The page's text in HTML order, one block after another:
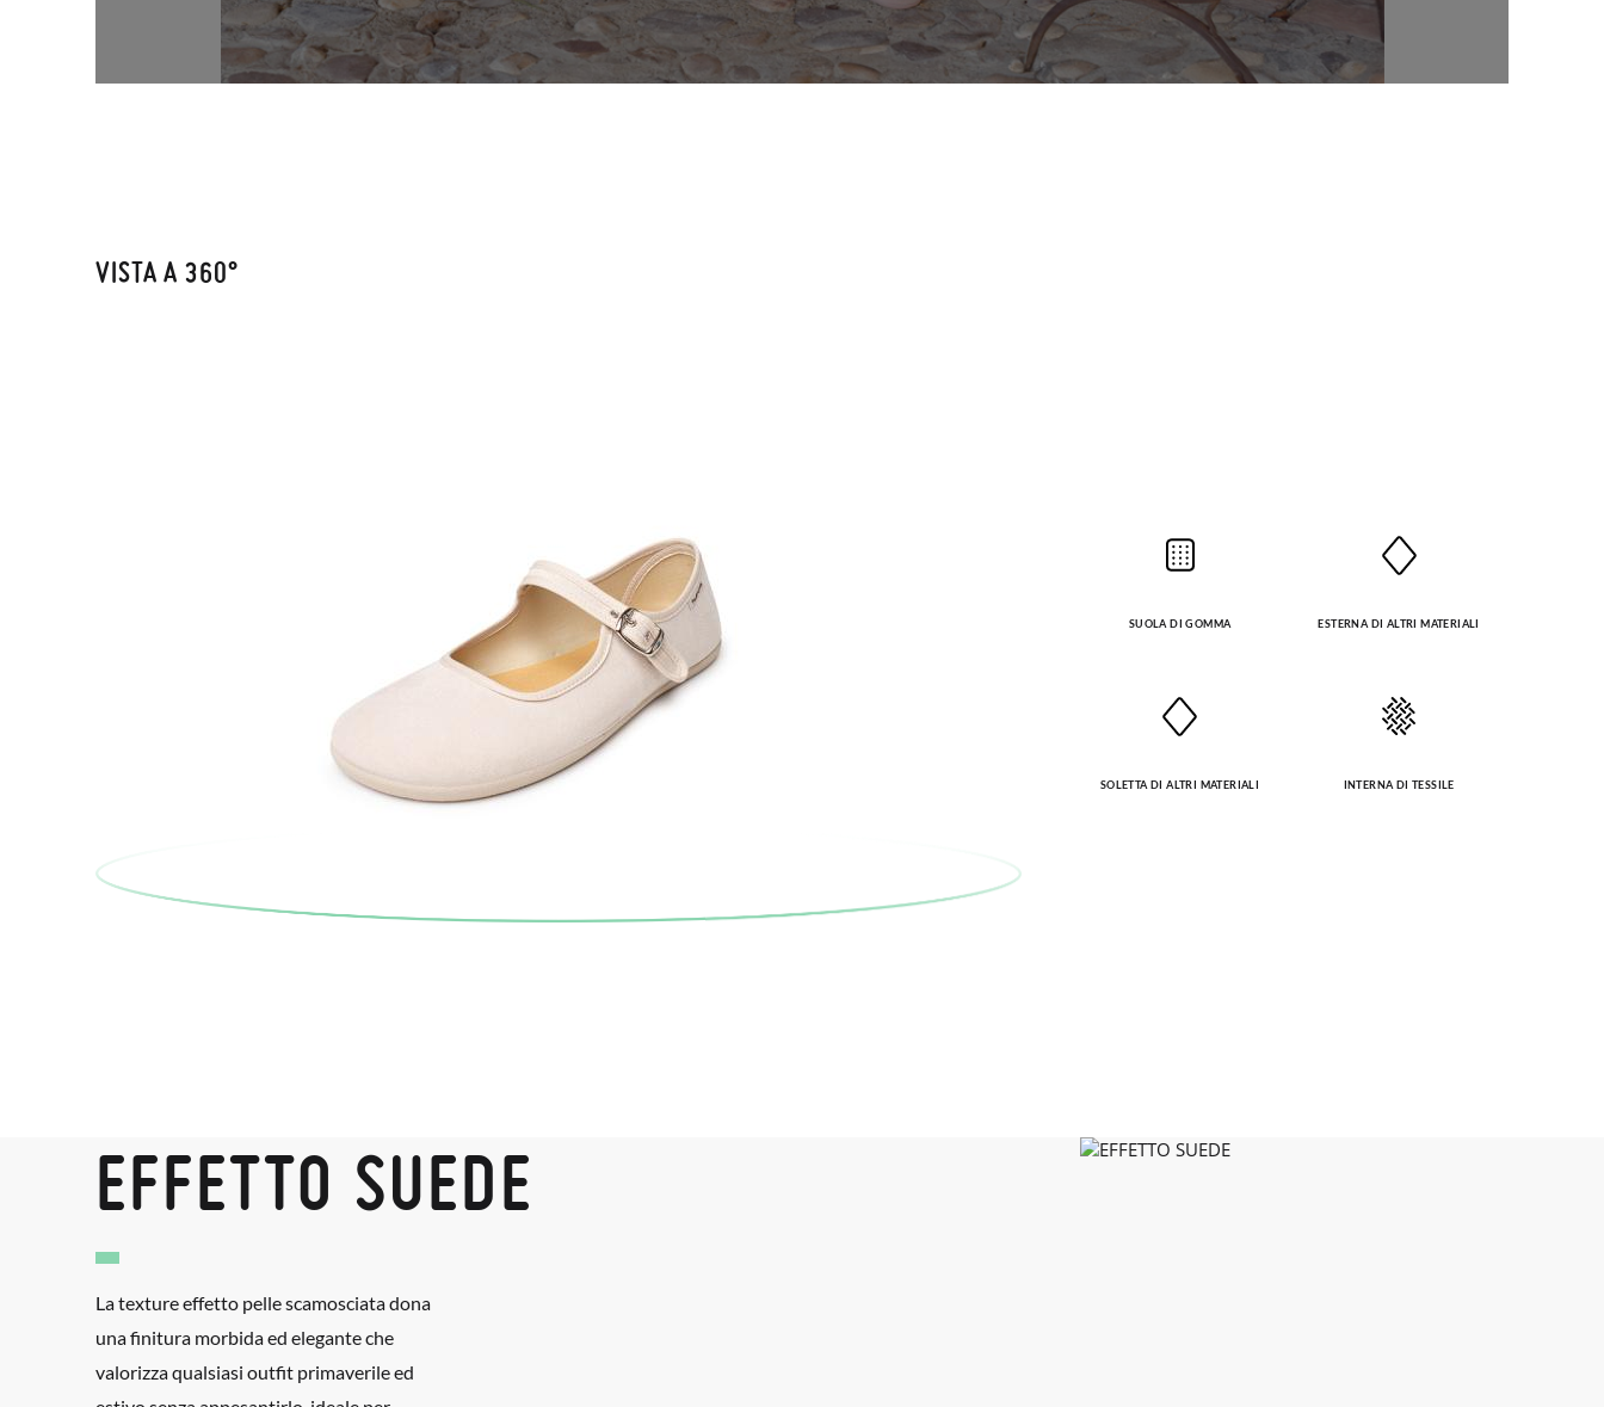
VISTA A 360°
SUOLA DI GOMMA ESTERNA DI ALTRI MATERIALI
SOLETTA DI ALTRI MATERIALI INTERNA DI TESSILE
EFFETTO SUEDE
La texture effetto pelle scamosciata dona
una finitura morbida ed elegante che
valorizza qualsiasi outfit primaverile ed